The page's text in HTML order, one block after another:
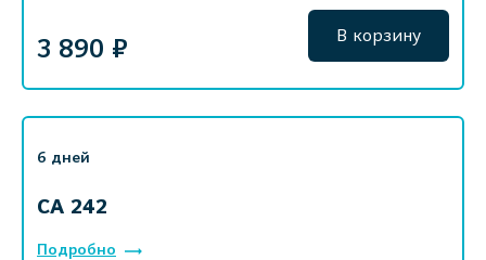
3 890 ₽ В корзину
6 дней
СА 242
Подробно